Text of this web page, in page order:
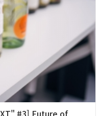
#3] Future of